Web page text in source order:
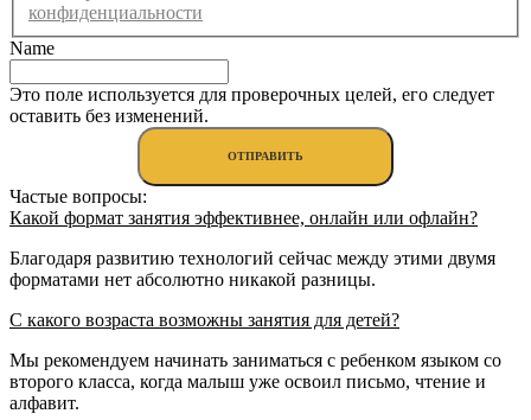
конфиденциальности
Name
Это поле используется для проверочных целей, его следует
оставить без изменений.
Частые вопросы:
Какой формат занятия эффективнее, онлайн или офлайн?
Благодаря развитию технологий сейчас между этими двумя
форматами нет абсолютно никакой разницы.
С какого возраста возможны занятия для детей?
Мы рекомендуем начинать заниматься с ребенком языком со
второго класса, когда малыш уже освоил письмо, чтение и
алфавит.